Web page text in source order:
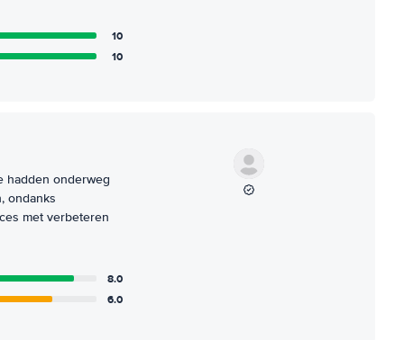
10
10
hadden onderweg
ondanks
met verbeteren
8.0
6.0